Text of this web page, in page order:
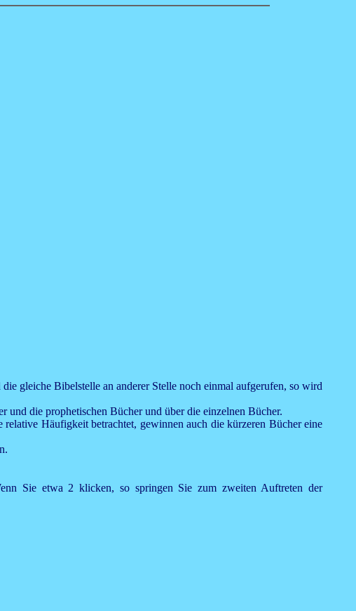
gleiche Bibelstelle an anderer Stelle noch einmal aufgerufen, so wird
und die prophetischen Bücher und über die einzelnen Bücher.
Häufigkeit betrachtet, gewinnen auch die kürzeren Bücher eine
Sie etwa 2 klicken, so springen Sie zum zweiten Auftreten der